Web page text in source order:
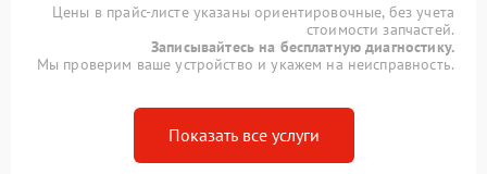
Цены в прайс-листе указаны ориентировочные, без учета
стоимости запчастей.
Записывайтесь на бесплатную диагностику.
Мы проверим ваше устройство и укажем на неисправность.
Показать все услуги